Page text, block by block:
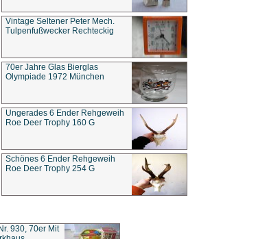
Vintage Seltener Peter Mech.
Tulpenfußwecker Rechteckig
70er Jahre Glas Bierglas
Olympiade 1972 München
Ungerades 6 Ender Rehgeweih
Roe Deer Trophy 160 G
Schönes 6 Ender Rehgeweih
Roe Deer Trophy 254 G
930, 70er Mit